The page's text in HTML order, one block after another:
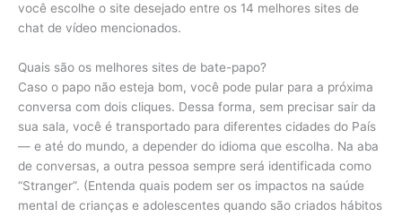
você escolhe o site desejado entre os 14 melhores sites de
chat de vídeo mencionados.
Quais são os melhores sites de bate-papo?
Caso o papo não esteja bom, você pode pular para a próxima
conversa com dois cliques. Dessa forma, sem precisar sair da
sua sala, você é transportado para diferentes cidades do País
— e até do mundo, a depender do idioma que escolha. Na aba
de conversas, a outra pessoa sempre será identificada como
“Stranger”. (Entenda quais podem ser os impactos na saúde
mental de crianças e adolescentes quando são criados hábitos